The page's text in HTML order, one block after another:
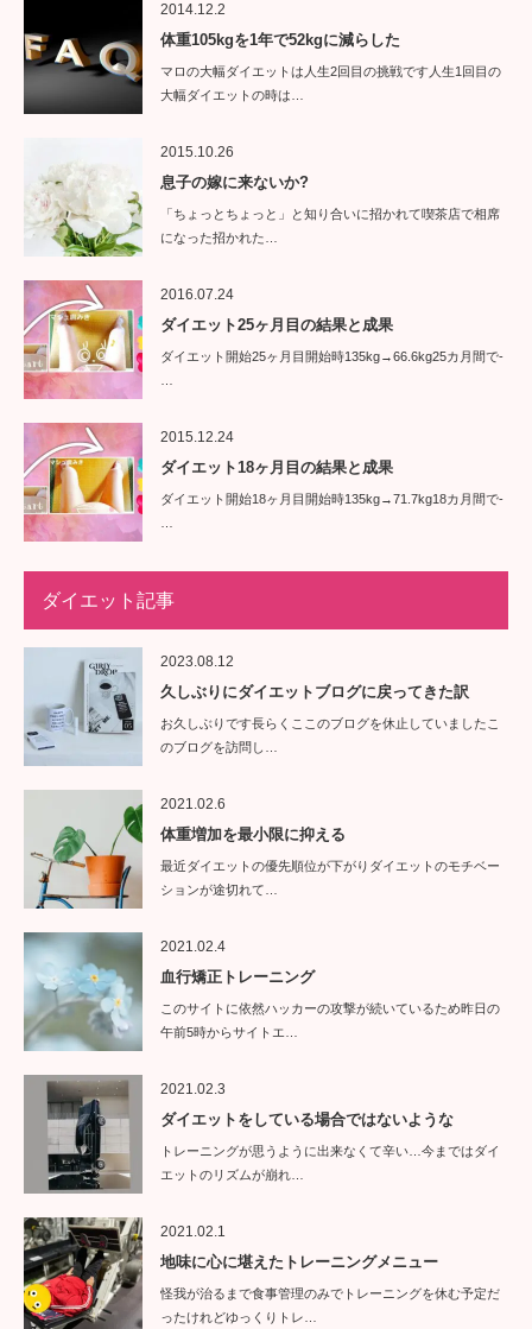
2014.12.2
体重105kgを1年で52kgに減らした
マロの大幅ダイエットは人生2回目の挑戦です人生1回目の
大幅ダイエットの時は…
2015.10.26
息子の嫁に来ないか?
「ちょっとちょっと」と知り合いに招かれて喫茶店で相席
になった招かれた…
2016.07.24
ダイエット25ヶ月目の結果と成果
ダイエット開始25ヶ月目開始時135kg→66.6kg25カ月間で-
2015.12.24
ダイエット18ヶ月目の結果と成果
ダイエット開始18ヶ月目開始時135kg→71.7kg18カ月間で-
ダイエット記事
2023.08.12
久しぶりにダイエットブログに戻ってきた訳
お久しぶりです長らくここのブログを休止していましたこ
のブログを訪問し…
2021.02.6
体重増加を最小限に抑える
最近ダイエットの優先順位が下がりダイエットのモチベー
ションが途切れて…
2021.02.4
血行矯正トレーニング
このサイトに依然ハッカーの攻撃が続いているため昨日の
午前5時からサイトエ…
2021.02.3
ダイエットをしている場合ではないような
トレーニングが思うように出来なくて辛い…今まではダイ
エットのリズムが崩れ…
2021.02.1
地味に心に堪えたトレーニングメニュー
怪我が治るまで食事管理のみでトレーニングを休む予定だ
ったけれどゆっくりトレ…